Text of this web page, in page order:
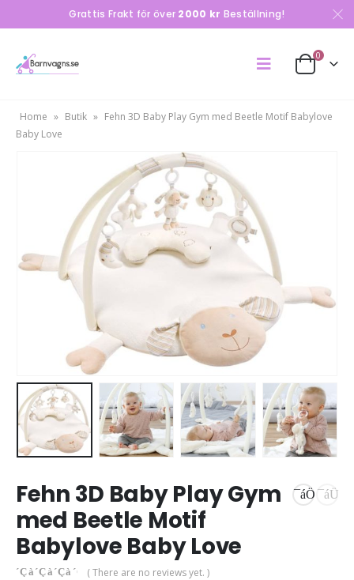
Grattis Frakt för över 2000 kr Beställning!
0
Home » Butik » Fehn 3D Baby Play Gym med Beetle Motif Babylove
Baby Love
Fehn 3D Baby Play Gym
med Beetle Motif
Babylove Baby Love
( There are no reviews yet. )